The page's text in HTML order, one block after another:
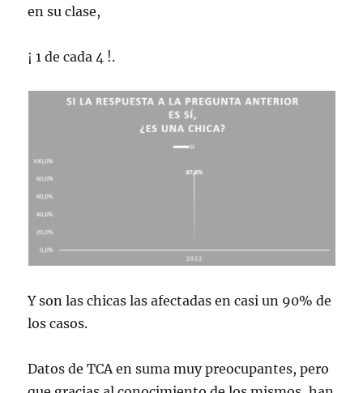
en su clase,
¡ 1 de cada 4 !.
Y son las chicas las afectadas en casi un 90% de
los casos.
Datos de TCA en suma muy preocupantes, pero